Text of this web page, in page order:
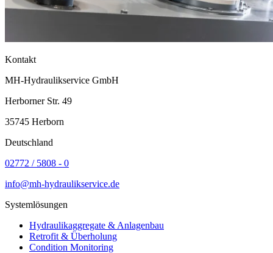
Kontakt
MH-Hydraulikservice GmbH
Herborner Str. 49
35745 Herborn
Deutschland
02772 / 5808 - 0
info@mh-hydraulikservice.de
Systemlösungen
Hydraulikaggregate & Anlagenbau
Retrofit & Überholung
Condition Monitoring